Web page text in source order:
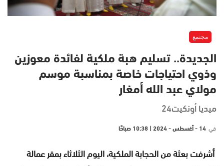
مجتمع
الجديدة.. تسليم هبة ملكية لفائدة معوزين
وذوي احتياجات خاصة بمناسبة موسم
مولاي عبد الله أمغار
ميديا أونكيت24
في 14 - أغسطس - 2024 | 10:38 صباحًا
أشرفت بعثة من الحجابة الملكية، اليوم الثلاثاء بمقر عمالة